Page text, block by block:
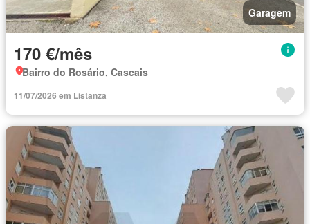
Garagem
170 €/mês
Bairro do Rosário, Cascais
11/07/2026 em Listanza